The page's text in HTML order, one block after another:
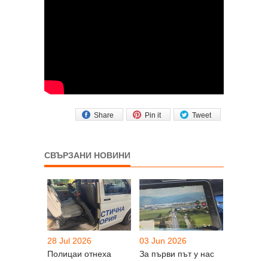
Tweet
Pin it
Share
СВЪРЗАНИ НОВИНИ
28 Jul 2026
Полицаи отнеха
03 Jun 2026
За първи път у нас